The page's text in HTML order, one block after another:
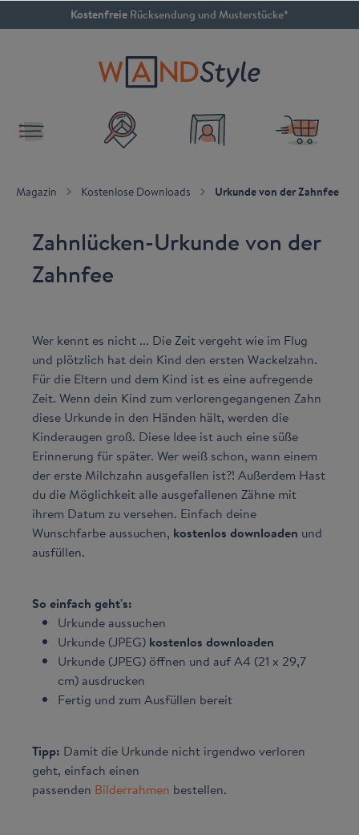
springenKostenfreie Rücksendung und Musterstücke*
Magazin Kostenlose Downloads Urkunde von der Zahnfee
Zahnlücken-Urkunde von der
Zahnfee
Wer kennt es nicht ... Die Zeit vergeht wie im Flug
und plötzlich hat dein Kind den ersten Wackelzahn.
Für die Eltern und dem Kind ist es eine aufregende
Zeit. Wenn dein Kind zum verlorengegangenen Zahn
diese Urkunde in den Händen hält, werden die
Kinderaugen groß. Diese Idee ist auch eine süße
Erinnerung für später. Wer weiß schon, wann einem
der erste Milchzahn ausgefallen ist?! Außerdem Hast
du die Möglichkeit alle ausgefallenen Zähne mit
ihrem Datum zu versehen. Einfach deine
Wunschfarbe aussuchen, kostenlos downloaden und
ausfüllen.
So einfach geht's:
Urkunde aussuchen
Urkunde (JPEG) kostenlos downloaden
Urkunde (JPEG) öffnen und auf A4 (21 x 29,7
cm) ausdrucken
Fertig und zum Ausfüllen bereit
Tipp: Damit die Urkunde nicht irgendwo verloren
geht, einfach einen
passenden Bilderrahmen bestellen.